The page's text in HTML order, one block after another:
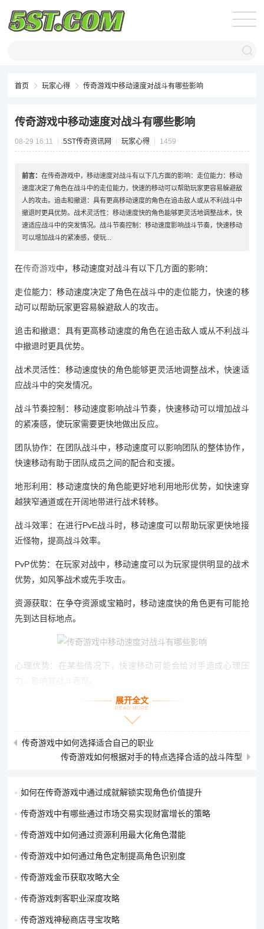
首页 玩家心得 传奇游戏中移动速度对战斗有哪些影响
传奇游戏中移动速度对战斗有哪些影响
08-29 16:11 5ST传奇资讯网 玩家心得 1459
前言： 在传奇游戏中，移动速度对战斗有以下几方面的影响：走位能力：移动
速度决定了角色在战斗中的走位能力，快速的移动可以帮助玩家更容易躲避敌
人的攻击。追击和撤退：具有更高移动速度的角色在追击敌人或从不利战斗中
撤退时更具优势。战术灵活性：移动速度快的角色能够更灵活地调整战术，快
速适应战斗中的突发情况。战斗节奏控制：移动速度影响战斗节奏，快速移动
可以增加战斗的紧凑感，使玩...
在传奇游戏中，移动速度对战斗有以下几方面的影响：
走位能力：移动速度决定了角色在战斗中的走位能力，快速的移
动可以帮助玩家更容易躲避敌人的攻击。
追击和撤退：具有更高移动速度的角色在追击敌人或从不利战斗
中撤退时更具优势。
战术灵活性：移动速度快的角色能够更灵活地调整战术，快速适
应战斗中的突发情况。
战斗节奏控制：移动速度影响战斗节奏，快速移动可以增加战斗
的紧凑感，使玩家需要更快地做出反应。
团队协作：在团队战斗中，移动速度可以影响团队的整体协作，
快速移动有助于团队成员之间的配合和支援。
地形利用：移动速度快的角色能更好地利用地形优势，如快速穿
越狭窄通道或在开阔地带进行战术转移。
战斗效率：在进行PvE战斗时，移动速度可以帮助玩家更快地接
近怪物，提高战斗效率。
PvP优势：在玩家对战中，移动速度可以为玩家提供明显的战术
优势，如风筝战术或先手攻击。
资源获取：在争夺资源或宝箱时，移动速度快的角色更有可能抢
先到达目标地点。
心理优势：在某些情况下，快速移动可能会给对手造成心理压
技能效果：某些技能可能依赖于角色的移动速度，如需要快速接
生存能力：在面对多个敌人或强大Boss时，高移动速度可以提高
角色的生存能力。
往带来更爽快的游戏感受。
面的影响。玩家在选择装备和技能时，应考虑其对移动速度的潜
在影响。
版权声明：对5ST传奇资讯网
理员，我们将尽快回复您，谢谢合作！
展开全文
READ MORE
传奇游戏中如何选择适合自己的职业
传奇游戏如何根据对手的特点选择合适的战斗阵型
如何在传奇游戏中通过成就解锁实现角色价值提升
传奇游戏中有哪些通过市场交易实现财富增长的策略
传奇游戏中如何通过资源利用最大化角色潜能
传奇游戏中如何通过角色定制提高角色识别度
传奇游戏金币获取攻略大全
传奇游戏刺客职业深度攻略
传奇游戏神秘商店寻宝攻略